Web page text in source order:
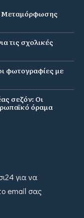
Μεταμόρφωσης
τις σχολικές
φωτογραφίες με
σεζόν: Οι
όραμα
για να
email σας